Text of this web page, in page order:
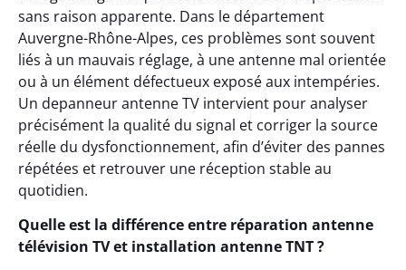
sans raison apparente. Dans le département
Auvergne-Rhône-Alpes, ces problèmes sont souvent
liés à un mauvais réglage, à une antenne mal orientée
ou à un élément défectueux exposé aux intempéries.
Un depanneur antenne TV intervient pour analyser
précisément la qualité du signal et corriger la source
réelle du dysfonctionnement, afin d’éviter des pannes
répétées et retrouver une réception stable au
quotidien.
Quelle est la différence entre réparation antenne
télévision TV et installation antenne TNT ?